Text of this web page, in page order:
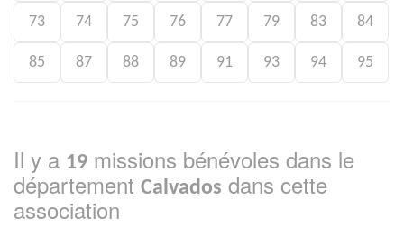
73 74 75 76 77 79 83 84
85 87 88 89 91 93 94 95
Il y a 19 missions bénévoles dans le
département Calvados dans cette
association